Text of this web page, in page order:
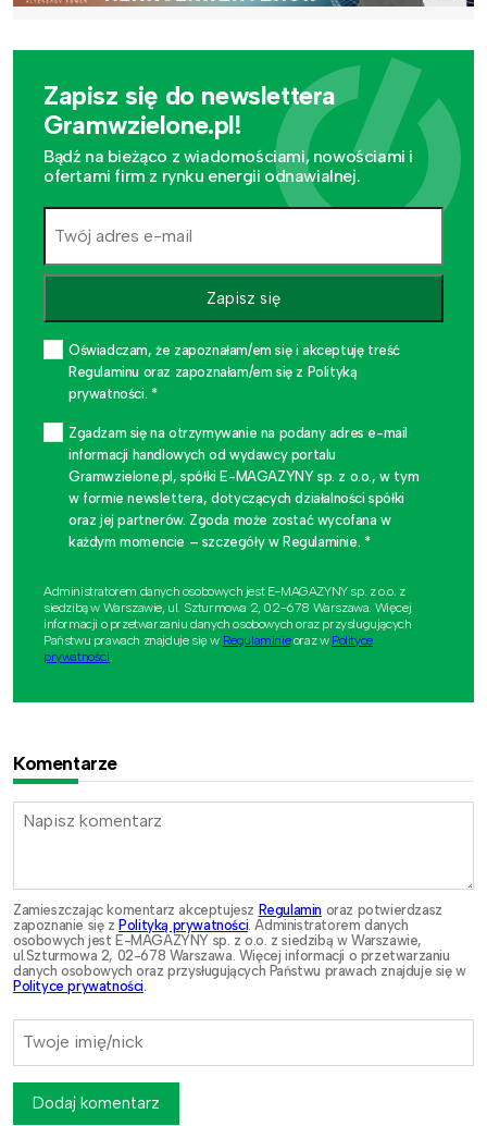
Zapisz się do newslettera
Gramwzielone.pl!
Bądź na bieżąco z wiadomościami, nowościami i
ofertami firm z rynku energii odnawialnej.
Zapisz się
Oświadczam, że zapoznałam/em się i akceptuję treść
Regulaminu oraz zapoznałam/em się z Polityką
prywatności. *
Zgadzam się na otrzymywanie na podany adres e-mail
informacji handlowych od wydawcy portalu
Gramwzielone.pl, spółki E-MAGAZYNY sp. z o.o., w tym
w formie newslettera, dotyczących działalności spółki
oraz jej partnerów. Zgoda może zostać wycofana w
każdym momencie – szczegóły w Regulaminie. *
Administratorem danych osobowych jest E-MAGAZYNY sp. z o.o. z
siedzibą w Warszawie, ul. Szturmowa 2, 02-678 Warszawa. Więcej
informacji o przetwarzaniu danych osobowych oraz przysługujących
Państwu prawach znajduje się w Regulaminieoraz w Polityce
prywatności.
Komentarze
Zamieszczając komentarz akceptujesz Regulamin oraz potwierdzasz
zapoznanie się zPolityką prywatności . Administratorem danych
osobowych jest E-MAGAZYNY sp. z o.o. z siedzibą w Warszawie,
ul.Szturmowa 2, 02-678 Warszawa. Więcej informacji o przetwarzaniu
danych osobowych oraz przysługujących Państwu prawach znajduje się w
Polityce prywatności
Dodaj komentarz